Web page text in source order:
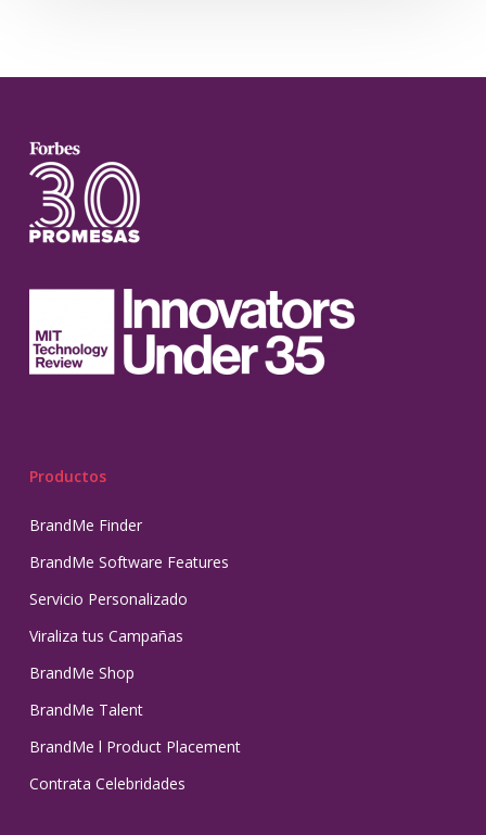
Productos
BrandMe Finder
BrandMe Software Features
Servicio Personalizado
Viraliza tus Campañas
BrandMe Shop
BrandMe Talent
BrandMe l Product Placement
Contrata Celebridades